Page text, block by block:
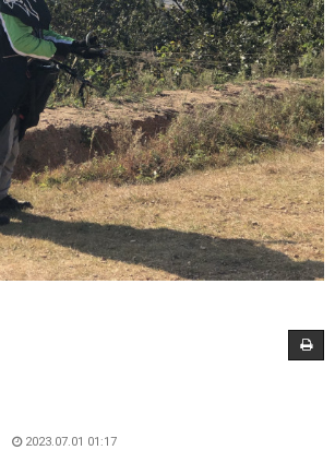
2023.07.01 01:17